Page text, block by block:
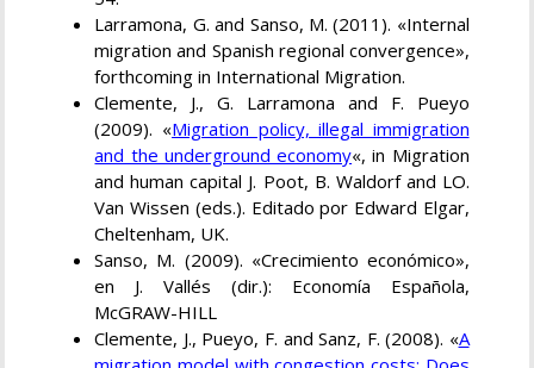
Larramona, G. and Sanso, M. (2011). «Internal
migration and Spanish regional convergence»,
forthcoming in International Migration.
Clemente, J., G. Larramona and F. Pueyo
(2009). «Migration policy, illegal immigration
and the underground economy«, in Migration
and human capital J. Poot, B. Waldorf and LO.
Van Wissen (eds.). Editado por Edward Elgar,
Cheltenham, UK.
Sanso, M. (2009). «Crecimiento económico»,
en J. Vallés (dir.): Economía Española,
McGRAW-HILL
Clemente, J., Pueyo, F. and Sanz, F. (2008). «A